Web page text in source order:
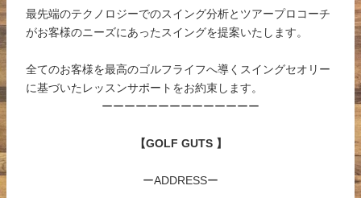
最先端のテクノロジーでのスイング分析とツアープロコーチ
がお客様のニーズにあったスイングを提案いたします。
全てのお客様を最高のゴルフライフへ導くスイングセオリー
に基づいたレッスンサポートをお約束します。
ーーーーーーーーーーーーーー
【GOLF GUTS 】
ーADDRESSー